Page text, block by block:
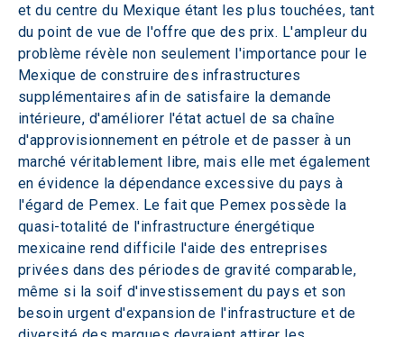
et du centre du Mexique étant les plus touchées, tant
du point de vue de l'offre que des prix. L'ampleur du
problème révèle non seulement l'importance pour le
Mexique de construire des infrastructures
supplémentaires afin de satisfaire la demande
intérieure, d'améliorer l'état actuel de sa chaîne
d'approvisionnement en pétrole et de passer à un
marché véritablement libre, mais elle met également
en évidence la dépendance excessive du pays à
l'égard de Pemex. Le fait que Pemex possède la
quasi-totalité de l'infrastructure énergétique
mexicaine rend difficile l'aide des entreprises
privées dans des périodes de gravité comparable,
même si la soif d'investissement du pays et son
besoin urgent d'expansion de l'infrastructure et de